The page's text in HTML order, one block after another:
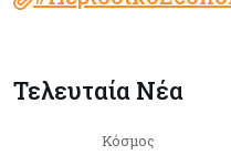
Τελευταία Νέα
Κόσμος